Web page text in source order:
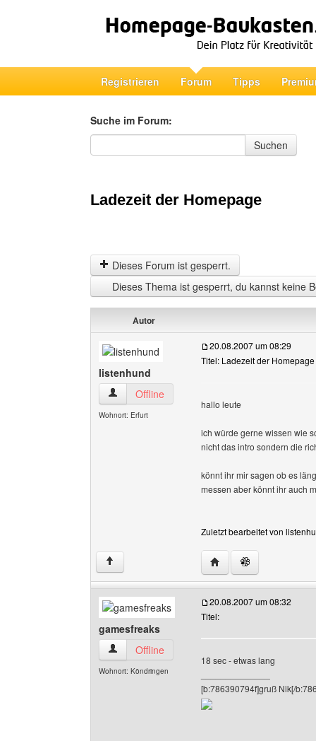
Registrieren Forum Tipps
Suche im Forum:
Suche im Forum
Suchen
Ladezeit der Homepage
Dieses Forum ist gesperrt.
Dieses Thema ist gesperrt, du kannst keine
Autor
listenhund
listenhund Benutzer-Profile anzeigen
Offline
Wohnort: Erfurt
20.08.2007 um 08:29
Titel: Ladezeit der Homepage
hallo leute
ich würde gerne wissen wie
nicht das intro sondern die
könnt ihr mir sagen ob es
messen aber könnt ihr auch
Zuletzt bearbeitet von
↑ Website dieses
gamesfreaks
gamesfreaks Benutzer-Profile anzeigen
Offline
Wohnort: Köndringen
20.08.2007 um 08:32
Titel:
18 sec - etwas lang
[b:786390794f]gruß Nik[/